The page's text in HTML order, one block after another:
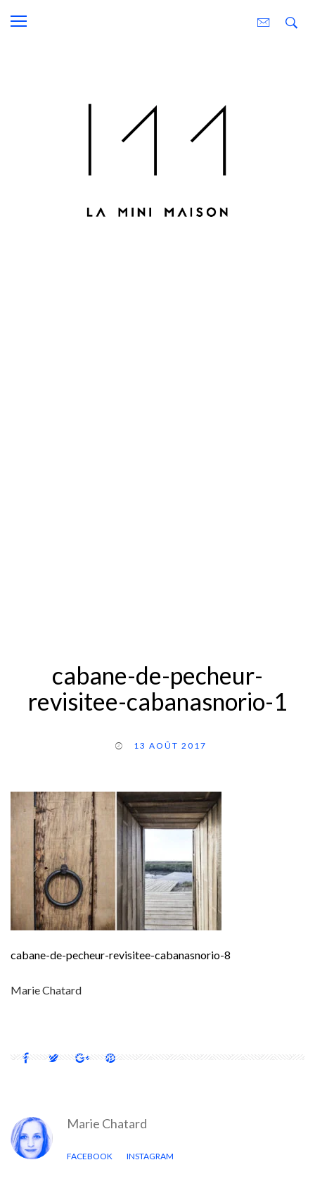
cabane-de-pecheur-
revisitee-cabanasnorio-1
13 AOÛT 2017
cabane-de-pecheur-revisitee-cabanasnorio-8
Marie Chatard
Marie Chatard
FACEBOOK INSTAGRAM